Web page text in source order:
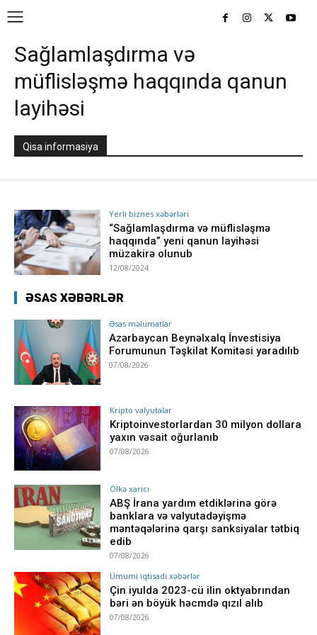
Sağlamlaşdırma və
müflisləşmə haqqında qanun
layihəsi
Qisa informasiya
Yerli biznes xəbərləri
“Sağlamlaşdırma və müflisləşmə
haqqında” yeni qanun layihəsi
müzakirə olunub
12/08/2024
ƏSAS XƏBƏRLƏR
Əsas məlumatlar
Azərbaycan Beynəlxalq İnvestisiya
Forumunun Təşkilat Komitəsi yaradılıb
07/08/2026
Kripto valyutalar
Kriptoinvestorlardan 30 milyon dollara
yaxın vəsait oğurlanıb
07/08/2026
Ölkə xarici
ABŞ İrana yardım etdiklərinə görə
banklara və valyutadəyişmə
məntəqələrinə qarşı sanksiyalar tətbiq
edib
07/08/2026
Ümumi iqtisadi xəbərlər
Çin iyulda 2023-cü ilin oktyabrından
bəri ən böyük həcmdə qızıl alıb
07/08/2026